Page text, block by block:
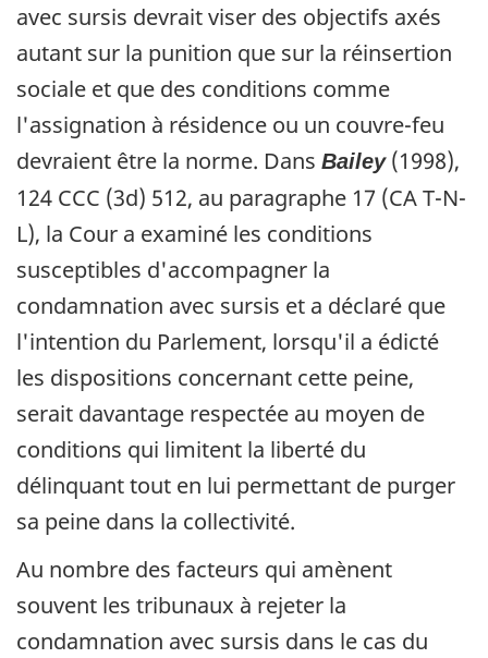
avec sursis devrait viser des objectifs axés
autant sur la punition que sur la réinsertion
sociale et que des conditions comme
l'assignation à résidence ou un couvre-feu
devraient être la norme. Dans Bailey(1998),
124 CCC (3d) 512, au paragraphe 17 (CA T-N-
L), la Cour a examiné les conditions
susceptibles d'accompagner la
condamnation avec sursis et a déclaré que
l'intention du Parlement, lorsqu'il a édicté
les dispositions concernant cette peine,
serait davantage respectée au moyen de
conditions qui limitent la liberté du
délinquant tout en lui permettant de purger
sa peine dans la collectivité.
Au nombre des facteurs qui amènent
souvent les tribunaux à rejeter la
condamnation avec sursis dans le cas du